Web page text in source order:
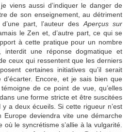
viens aussi d’indiquer le danger de
de son enseignement, au détriment
part, l’auteur des Aperçus sur
le Zen et, d’autre part, ce qui se
à cette pratique pour un nombre
interdit une réponse dogmatique et
ceux qui ressentent que les derniers
certaines initiatives qu’il serait
d’écarter. Encore, et je sais bien que
de ce point de vue, qu’elles
une forme stricte et être suscitées
a deux écueils. Si cette rigueur n’est
Europe deviendra vite une démarche
le syncrétisme s’allie à la vulgarité.